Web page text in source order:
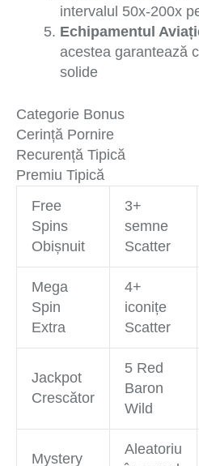
intervalul 50x-200x
Echipamentul
acestea garantează
solide
Categorie Bonus
Cerință Pornire
Recurență Tipică
Premiu Tipică
Free
Spins
Obișnuit
3+
semne
Scatter
Mega
Spin
Extra
4+
iconițe
Scatter
Jackpot
Crescător
5 Red
Baron
Wild
Mystery
Aleatoriu